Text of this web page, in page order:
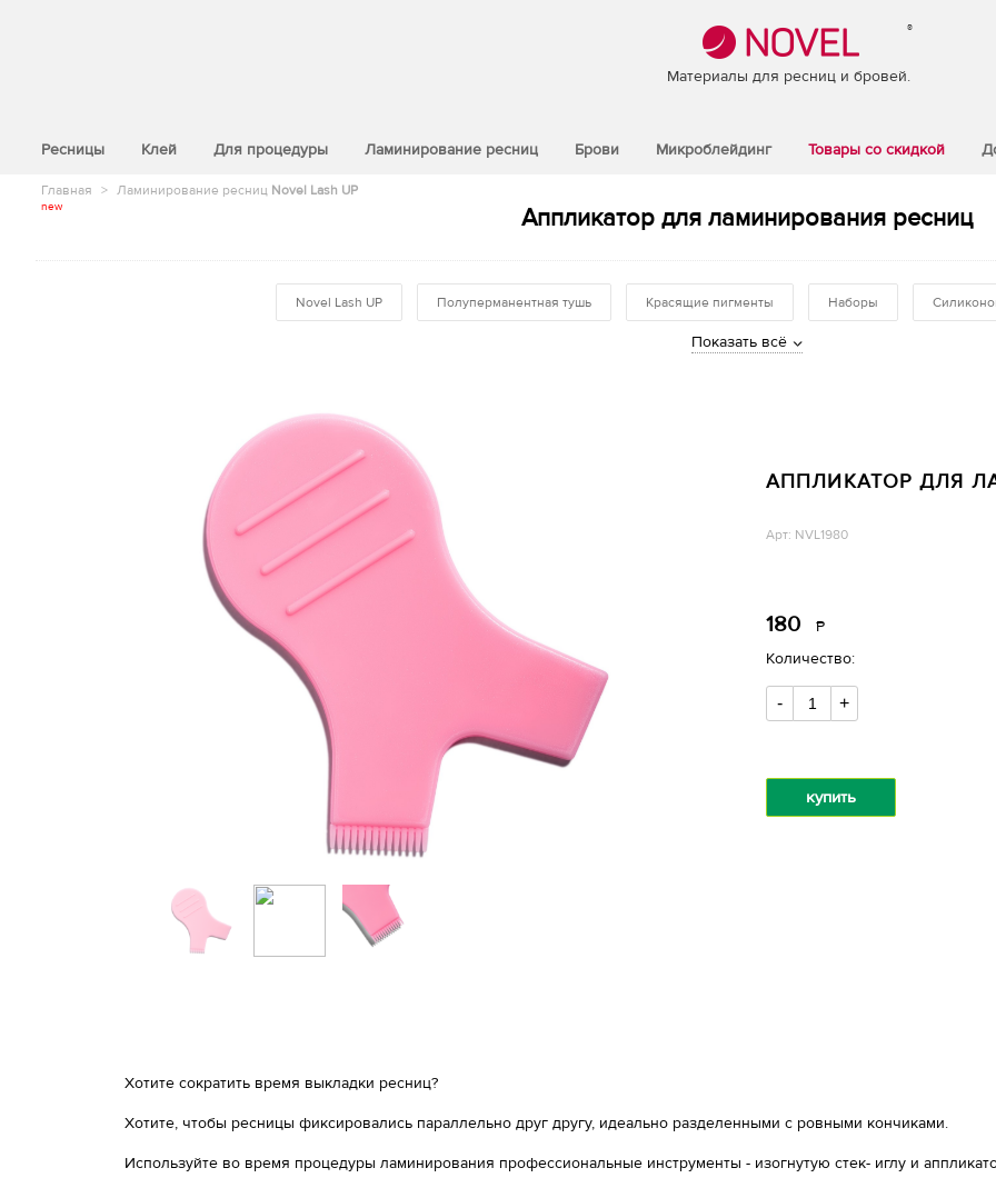
®
Материалы для ресниц и бровей.
Ресницы Клей Для процедуры Ламинирование ресниц Брови Микроблейдинг Товары со скидкой
Главная > Ламинирование ресниц Novel Lash UP
new Аппликатор для ламинирования ресниц
Novel Lash UP Полуперманентная тушь Красящие пигменты Наборы
Показать всё
АППЛИКАТОР ДЛЯ
Арт: NVL1980
180 Р
Количество:
- +
купить
Хотите сократить время выкладки ресниц?
Хотите, чтобы ресницы фиксировались параллельно друг другу, идеально разделенными с ровными кончиками.
Используйте во время процедуры ламинирования профессиональные инструменты - изогнутую стек- иглу и